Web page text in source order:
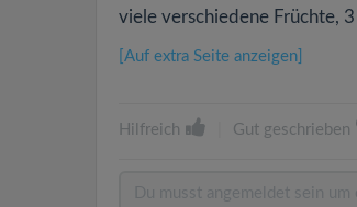
viele verschiedene Früchte,
[Auf extra Seite anzeigen]
Hilfreich Gut geschrieben